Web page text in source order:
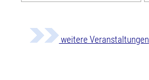
weitere Veranstaltungen